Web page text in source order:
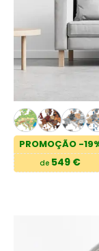
PROMOÇÃO -
de 549 €